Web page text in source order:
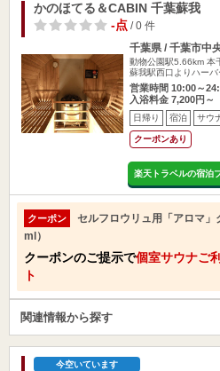
かのほてる＆CABIN 千葉蘇我
-点/ 0 件
千葉県 / 千葉市中
動物公園駅5.66km 本
蘇我駅西口よりハー
営業時間 10:00～
入浴料金 7,200円～
日帰り 宿泊 サウ
クーポンあり
楽天トラベルの宿泊
クーポン
セルフロウリュ用「アロマ
ml）
クーポンのご提示で個室サウナご
ト
関連情報から探す
今空いています